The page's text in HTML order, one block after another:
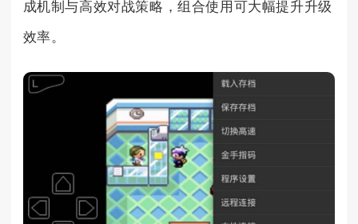
成机制与高效对战策略，组合使用可大幅提升升级
效率。